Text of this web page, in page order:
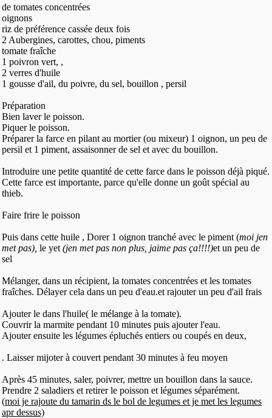
de tomates concentrées
oignons
riz de préférence cassée deux fois
2 Aubergines, carottes, chou, piments
tomate fraîche
1 poivron vert, ,
2 verres d'huile
1 gousse d'ail, du poivre, du sel, bouillon , persil
Préparation
Bien laver le poisson.
Piquer le poisson.
Préparer la farce en pilant au mortier (ou mixeur) 1 oignon, un peu de
persil et 1 piment, assaisonner de sel et avec du bouillon.
Introduire une petite quantité de cette farce dans le poisson déjà piqué.
Cette farce est importante, parce qu'elle donne un goût spécial au
thieb.
Faire frire le poisson
Puis dans cette huile , Dorer 1 oignon tranché avec le piment (moi jen
met pas), le yet (jen met pas non plus, jaime pas ça!!!!)et un peu de
sel
Mélanger, dans un récipient, la tomates concentrées et les tomates
fraîches. Délayer cela dans un peu d'eau.et rajouter un peu d'ail frais
Ajouter le dans l'huile( le mélange à la tomate).
Couvrir la marmite pendant 10 minutes puis ajouter l'eau.
Ajouter ensuite les légumes épluchés entiers ou coupés en deux,
. Laisser mijoter à couvert pendant 30 minutes à feu moyen
Après 45 minutes, saler, poivrer, mettre un bouillon dans la sauce.
Prendre 2 saladiers et retirer le poisson et légumes séparément.
(moi je rajoute du tamarin ds le bol de legumes et je met les legumes
apr dessus)